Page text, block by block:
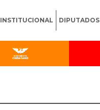
INSTITUCIONAL DIPUTADOS